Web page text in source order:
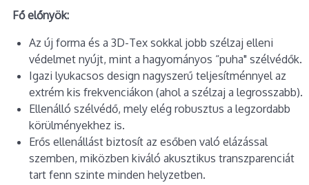
Fő előnyök:
Az új forma és a 3D-Tex sokkal jobb szélzaj elleni
védelmet nyújt, mint a hagyományos “puha" szélvédők.
Igazi lyukacsos design nagyszerű teljesítménnyel az
extrém kis frekvenciákon (ahol a szélzaj a legrosszabb).
Ellenálló szélvédő, mely elég robusztus a legzordabb
körülményekhez is.
Erős ellenállást biztosít az esőben való elázással
szemben, miközben kiváló akusztikus transzparenciát
tart fenn szinte minden helyzetben.